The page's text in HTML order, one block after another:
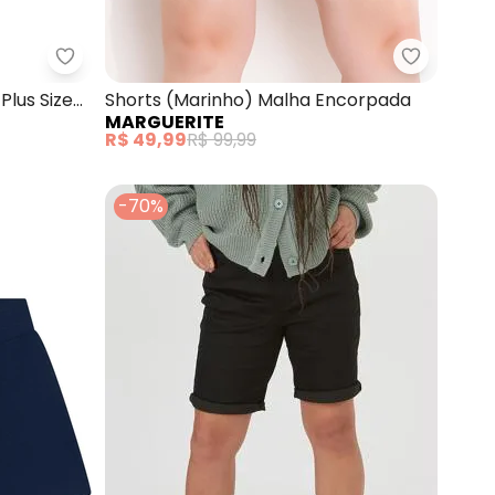
Size Crepe Light (Rosa)
Outlet - Bermuda Beautiful Summer Plus Size
Size
Shorts (Marinho) Malha Encorpada
MARGUERITE
R$ 49,99R$ 99,99
-70%